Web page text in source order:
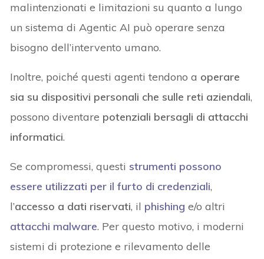
malintenzionati e limitazioni su quanto a lungo
un sistema di Agentic AI può operare senza
bisogno dell’intervento umano.
Inoltre, poiché questi agenti tendono a operare
sia su dispositivi personali che sulle reti aziendali,
possono diventare potenziali bersagli di attacchi
informatici.
Se compromessi, questi strumenti possono
essere utilizzati per ilfurto di credenziali,
l’accesso a dati riservati, il phishing e/o altri
attacchi malware. Per questo motivo, i moderni
sistemi di protezione e rilevamento delle